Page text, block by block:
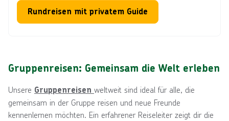
Rundreisen mit privatem Guide
Gruppenreisen: Gemeinsam die Welt erleben
Unsere Gruppenreisen weltweit sind ideal für alle, die
gemeinsam in der Gruppe reisen und neue Freunde
kennenlernen möchten. Ein erfahrener Reiseleiter zeigt dir die